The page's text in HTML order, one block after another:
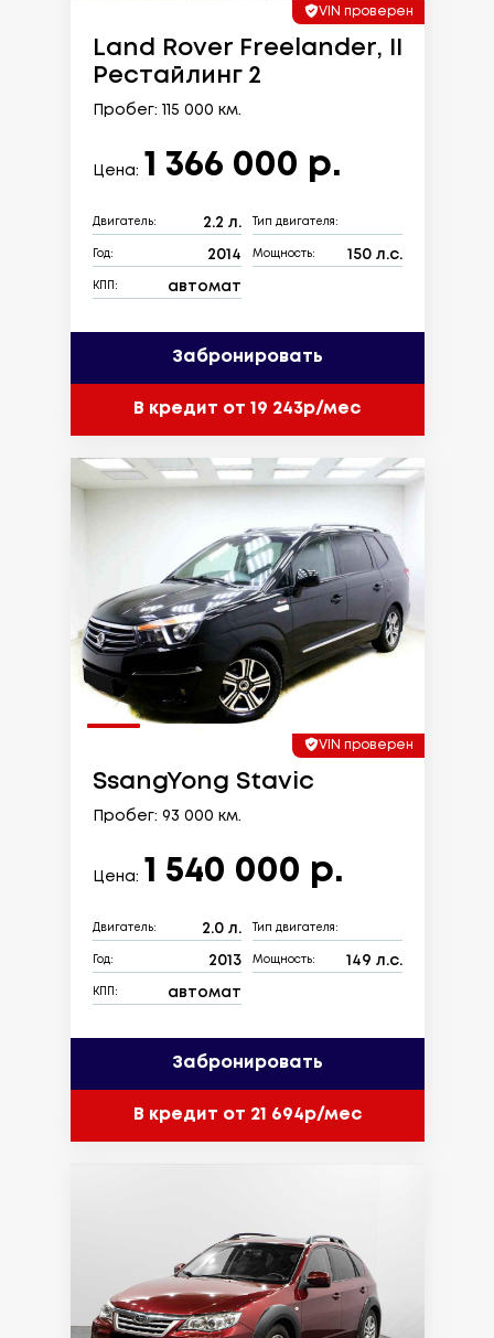
VIN проверен
Land Rover Freelander, II
Рестайлинг 2
Пробег: 115 000 км.
Цена: 1 366 000 р.
Двигатель: 2.2 л. Тип двигателя:
Год: 2014 Мощность: 150 л.с.
КПП: автомат
Забронировать
В кредит от 19 243р/мес
VIN проверен
SsangYong Stavic
Пробег: 93 000 км.
Цена: 1 540 000 р.
Двигатель: 2.0 л. Тип двигателя:
Год: 2013 Мощность: 149 л.с.
КПП: автомат
Забронировать
В кредит от 21 694р/мес